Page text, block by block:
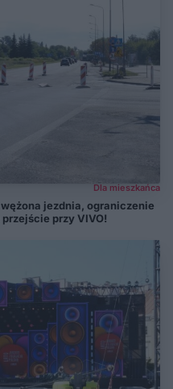
Dla mieszkańca
jezdnia, ograniczenie
przy VIVO!